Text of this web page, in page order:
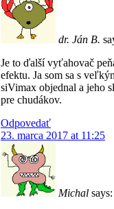
dr. Ján B.
Je to ďalší vyťahovač
efektu. Ja som sa s
siVimax objednal a jeho
pre chudákov.
Odpovedať
23. marca 2017 at 11:25
Michal says: